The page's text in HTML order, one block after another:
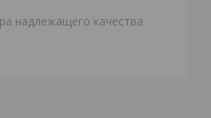
надлежащего качества